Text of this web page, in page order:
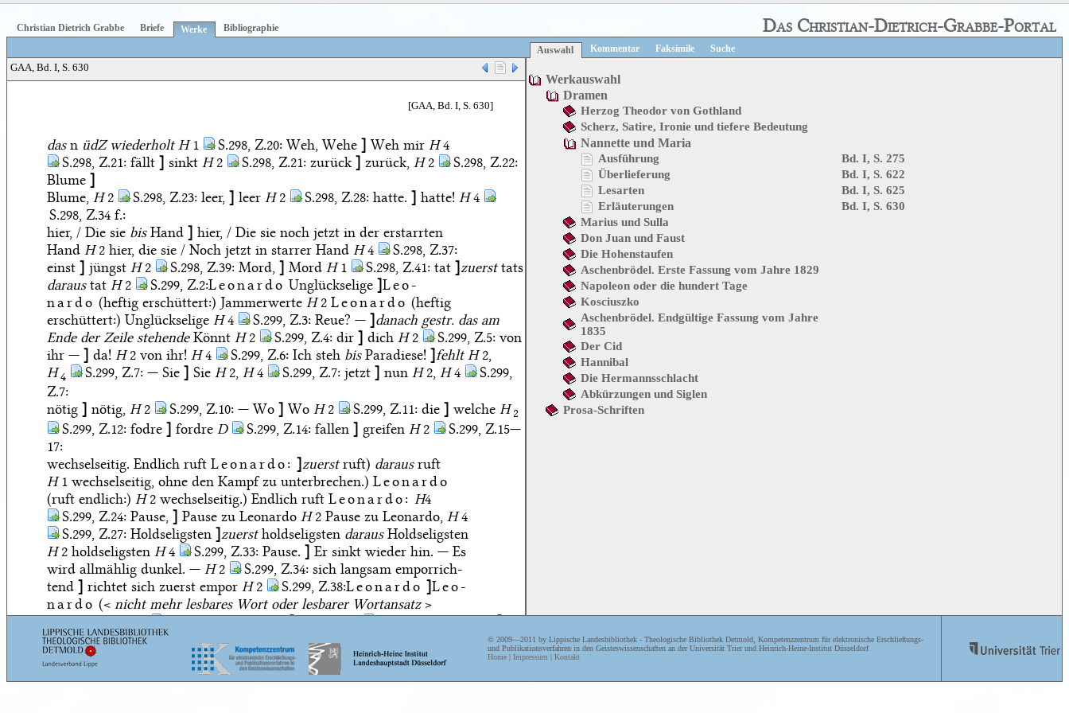
Das Christian-Dietrich-Grabbe-Portal
Christian Dietrich Grabbe Briefe Werke
Bibliographie
Auswahl
Kommentar Faksimile Suche
GAA, Bd. I, S. 630
[GAA, Bd. I, S. 630]
dasn üdZ wiederholt H1 S.298, Z.20: Weh, Wehe ] Weh mir H4
S.298, Z.21: fällt ] sinkt H2 S.298, Z.21: zurück ] zurück, H2
S.298, Z.22:
Blume ]
Blume, H2 S.298, Z.23: leer, ] leer H2 S.298, Z.28: hatte. ] hatte! H4
S.298, Z.34 f.:
hier, / Die sie bisHand ] hier, / Die sie noch jetzt in der erstarrten
Hand H2 hier, die sie / Noch jetzt in starrer Hand H4
S.298, Z.37:
einst ] jüngst H2 S.298, Z.39: Mord, ] Mord H1 S.298, Z.41: tat ]zuersttats
daraustat H2 S.299, Z.2:Leonardo Unglückselige ]Leo-
nardo (heftig erschüttert:) Jammerwerte H2 Leonardo (heftig
erschüttert:) Unglückselige H4 S.299, Z.3: Reue? — ]danach gestr. das am
Ende der Zeile stehendeKönnt H2 S.299, Z.4: dir ] dich H2 S.299, Z.5: von
ihr — ] da! H2 von ihr! H4 S.299, Z.6: Ich steh bisParadiese! ]fehlt H2,
H4 S.299, Z.7: — Sie ] Sie H2, H4 S.299, Z.7: jetzt ] nun H2, H4
S.299,
Z.7:
nötig ] nötig, H2 S.299, Z.10: — Wo ] Wo H2 S.299, Z.11: die ] welche H2
S.299, Z.12: fodre ] fordre D S.299, Z.14: fallen ] greifen H2
S.299, Z.15—
17:
wechselseitig. Endlich ruft Leonardo: ]zuerstruft) darausruft
H1 wechselseitig, ohne den Kampf zu unterbrechen.) Leonardo
(ruft endlich:) H2 wechselseitig.) Endlich ruft Leonardo: H4
S.299, Z.24: Pause, ] Pause zu Leonardo H2 Pause zu Leonardo, H4
S.299, Z.27: Holdseligsten ]zuerstholdseligsten darausHoldseligsten
H2 holdseligsten H4 S.299, Z.33: Pause. ] Er sinkt wieder hin. — Es
wird allmählig dunkel. — H2 S.299, Z.34: sich langsam emporrich-
tend ] richtet sich zuerst empor H2 S.299, Z.38:Leonardo ]Leo-
nardo (< nicht mehr lesbares Wort oder lesbarer Wortansatz>
aufblickend)H2 S.299, Z.38:— gleich]gleichH2 S.299, Z.39:düstren]
düstremH2 S.299, Z.40:Millionen wohl Ansatz zu
millionen
2 millionenH4 S.299, Z.40 f.:auf / Die Erde! — —]
2 auf / Die Erde! — 4 S.299, Z.41:
Werkauswahl
Dramen
Herzog Theodor von Gothland
Scherz, Satire, Ironie und tiefere Bedeutung
Nannette und Maria
Ausführung
Bd. I, S. 275
Überlieferung
Bd. I, S. 622
Lesarten
Bd. I, S. 625
Erläuterungen
Bd. I, S. 630
Marius und Sulla
Don Juan und Faust
Die Hohenstaufen
Aschenbrödel. Erste Fassung vom Jahre 1829
Napoleon oder die hundert Tage
Kosciuszko
Aschenbrödel. Endgültige Fassung vom Jahre
1835
Der Cid
Hannibal
Die Hermannsschlacht
Abkürzungen und Siglen
Prosa-Schriften
© 2009—2011 by Lippische Landesbibliothek - Theologische Bibliothek Detmold, Kompetenzzentrum für elektronische Erschließungs-
und Publikationsverfahren in den Geisteswissenschaften an der Universität Trier und Heinrich-Heine-Institut Düsseldorf
Home | Impressum | Kontakt